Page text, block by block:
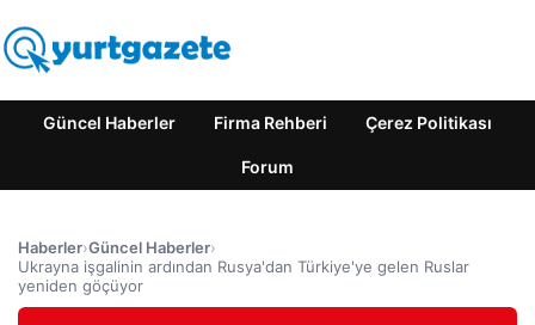
Güncel Haberler Firma Rehberi Çerez Politikası
Forum
Haberler›Güncel Haberler›
Ukrayna işgalinin ardından Rusya'dan Türkiye'ye gelen Ruslar
yeniden göçüyor